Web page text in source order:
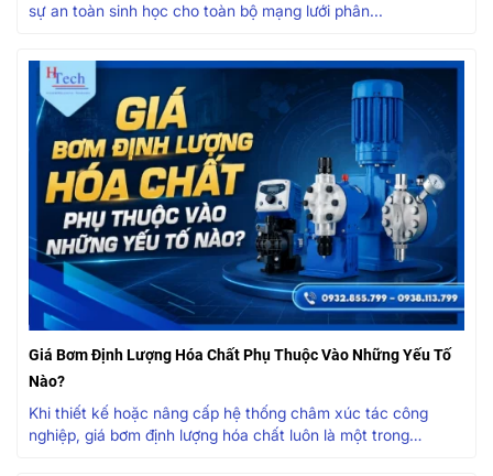
sự an toàn sinh học cho toàn bộ mạng lưới phân...
Giá Bơm Định Lượng Hóa Chất Phụ Thuộc Vào Những Yếu Tố
Nào?
Khi thiết kế hoặc nâng cấp hệ thống châm xúc tác công
nghiệp, giá bơm định lượng hóa chất luôn là một trong